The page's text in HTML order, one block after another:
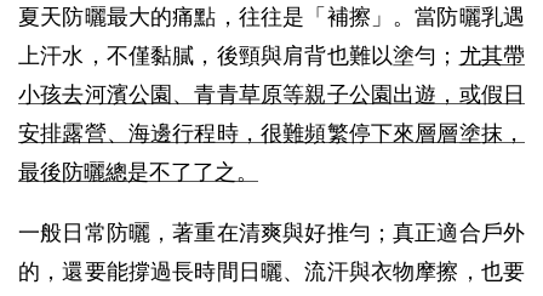
夏天防曬最大的痛點，往往是「補擦」。當防曬乳遇
上汗水，不僅黏膩，後頸與肩背也難以塗勻； 尤其帶
小孩去河濱公園、青青草原等親子公園出遊，或假日
安排露營、海邊行程時，很難頻繁停下來層層塗抹，
最後防曬總是不了了之。
一般日常防曬，著重在清爽與好推勻；真正適合戶外
的，還要能撐過長時間日曬、流汗與衣物摩擦，也要